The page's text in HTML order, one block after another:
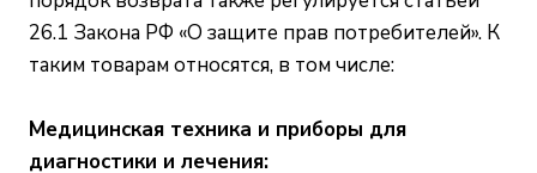
26.1 Закона РФ «О защите прав потребителей». К
таким товарам относятся, в том числе:
Медицинская техника и приборы для
диагностики и лечения: